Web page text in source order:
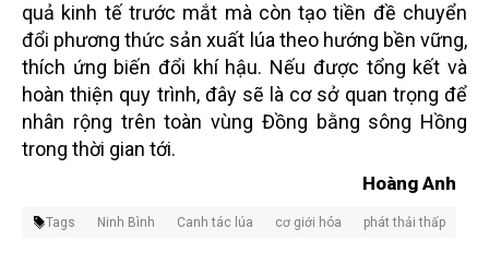
quả kinh tế trước mắt mà còn tạo tiền đề chuyển
đổi phương thức sản xuất lúa theo hướng bền vững,
thích ứng biến đổi khí hậu. Nếu được tổng kết và
hoàn thiện quy trình, đây sẽ là cơ sở quan trọng để
nhân rộng trên toàn vùng Đồng bằng sông Hồng
trong thời gian tới.
Hoàng Anh
Tags Ninh Bình Canh tác lúa cơ giới hóa phát thải thấp